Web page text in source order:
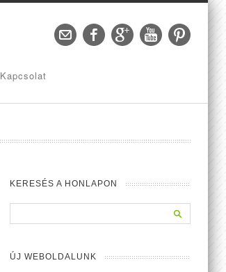
Kapcsolat
KERESÉS A HONLAPON
ÚJ WEBOLDALUNK